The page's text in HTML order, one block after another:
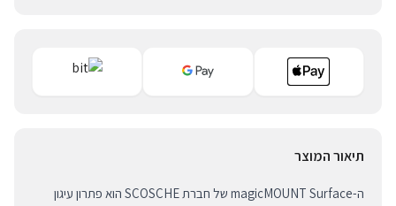
תיאור המוצר
ה-magicMOUNT Surface של חברת SCOSCHE הוא פתרון עיגון